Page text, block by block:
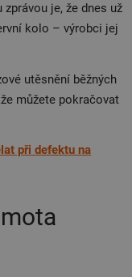
zprávou je, že dnes už
kolo – výrobci jej
utěsnění běžných
můžete pokračovat
při defektu na